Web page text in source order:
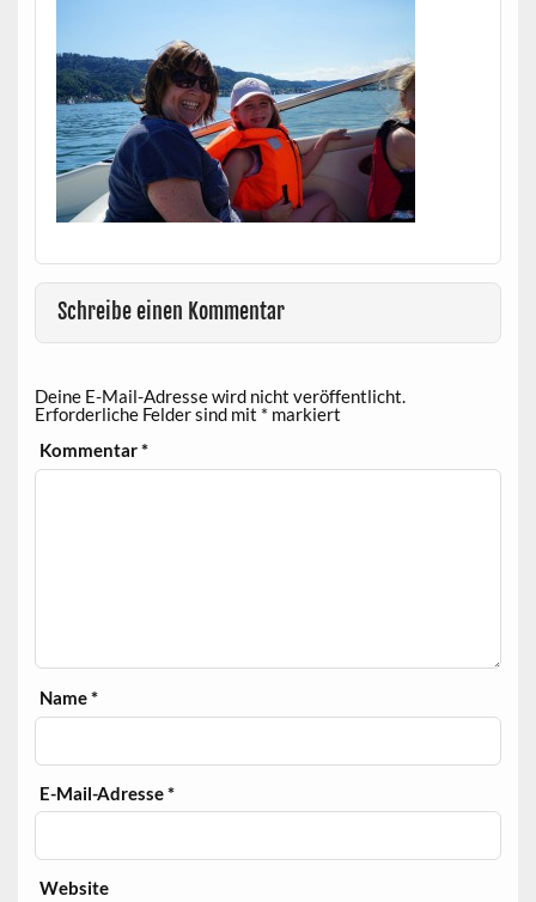
Schreibe einen Kommentar
Deine E-Mail-Adresse wird nicht veröffentlicht.
Erforderliche Felder sind mit * markiert
Kommentar*
Name*
E-Mail-Adresse*
Website